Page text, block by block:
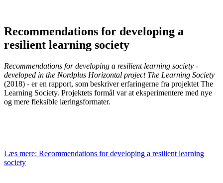
робить процес максимально простим.
Recommendations for developing a
resilient learning society
Recommendations for developing a resilient learning society -
developed in the Nordplus Horizontal project The Learning Society
(2018) - er en rapport, som beskriver erfaringerne fra projektet The
Learning Society. Projektets formål var at eksperimentere med nye
og mere fleksible læringsformater.
Læs mere: Recommendations for developing a resilient learning
society